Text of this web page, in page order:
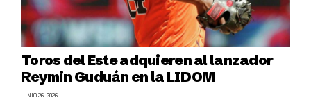
Toros del Este adquieren al lanzador
Reymin Guduán en la LIDOM